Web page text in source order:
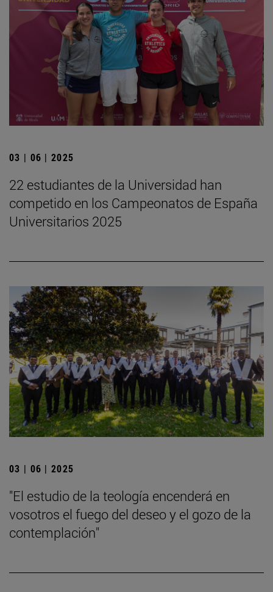
03 | 06 | 2025
22 estudiantes de la Universidad han
competido en los Campeonatos de España
Universitarios 2025
03 | 06 | 2025
"El estudio de la teología encenderá en
vosotros el fuego del deseo y el gozo de la
contemplación"